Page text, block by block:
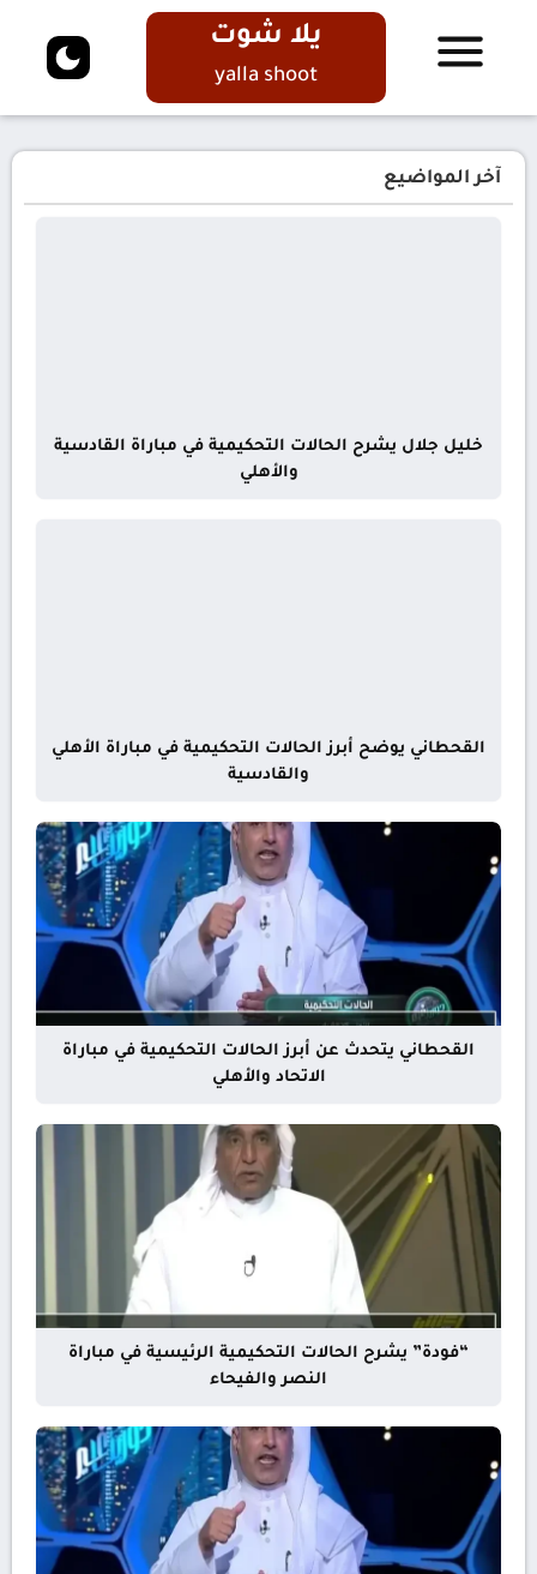
يلا شوت
yalla shoot
آخر المواضيع
خليل جلال يشرح الحالات التحكيمية في مباراة القادسية
والأهلي
القحطاني يوضح أبرز الحالات التحكيمية في مباراة الأهلي
والقادسية
القحطاني يتحدث عن أبرز الحالات التحكيمية في مباراة
الاتحاد والأهلي
“فودة” يشرح الحالات التحكيمية الرئيسية في مباراة
النصر والفيحاء